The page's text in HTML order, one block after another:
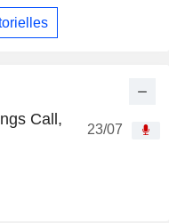
Call,
23/07